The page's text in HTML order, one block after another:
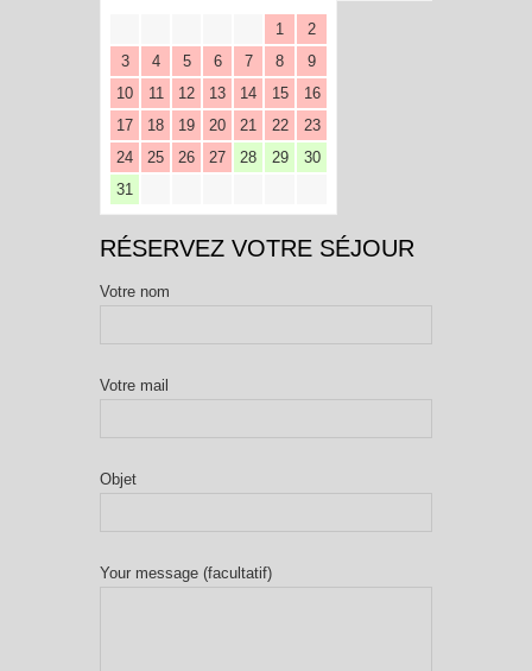
1
2
3
4 5 6 7 8
9
10
11 12 13 14 15
16
17
18 19 20 21 22
23
24
25 26 27 28 29
30
31
RÉSERVEZ VOTRE SÉJOUR
Votre nom
Votre mail
Objet
Your message (facultatif)